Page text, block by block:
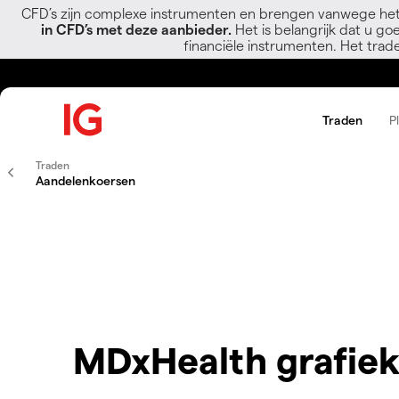
CFD’s zijn complexe instrumenten en brengen vanwege
in CFD’s met deze aanbieder. Het is belangrijk dat u
financiële instrumenten. Het
Traden
Traden
Aandelenkoersen
MDxHealth grafiek